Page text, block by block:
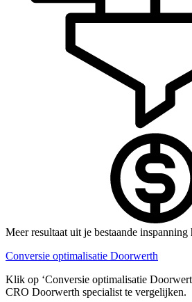
Meer resultaat uit je bestaande
Conversie optimalisatie Doorwerth
Klik op ‘Conversie optimalisatie
CRO Doorwerth specialist te vergelijken.